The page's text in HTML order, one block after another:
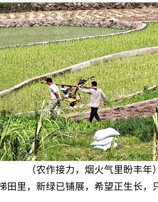
（农作接力，烟火气里盼丰年）
里，新绿已铺展，希望正生长，